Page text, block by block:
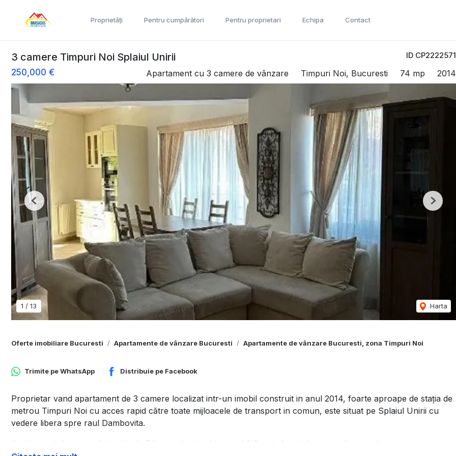
Proprietăți Pentru cumpărători Pentru proprietari Echipa Contact
ID CP2222571
3 camere Timpuri Noi Splaiul Unirii
250,000 € Apartament cu 3 camere de vânzare Timpuri Noi, Bucuresti 74 mp 2014
1 / 13 Harta
Previous Next
Oferte imobiliare Bucuresti Apartamente de vânzare Bucuresti Apartamente de vânzare Bucuresti, zona Timpuri Noi
Trimite peWhatsApp Distribuie pe Facebook
Proprietar vand apartament de 3 camere localizat intr-un imobil construit in anul 2014, foarte aproape de staţia de
metrou Timpuri Noi cu acces rapid către toate mijloacele de transport in comun, este situat pe Splaiul Unirii cu
vedere libera spre raul Dambovita.